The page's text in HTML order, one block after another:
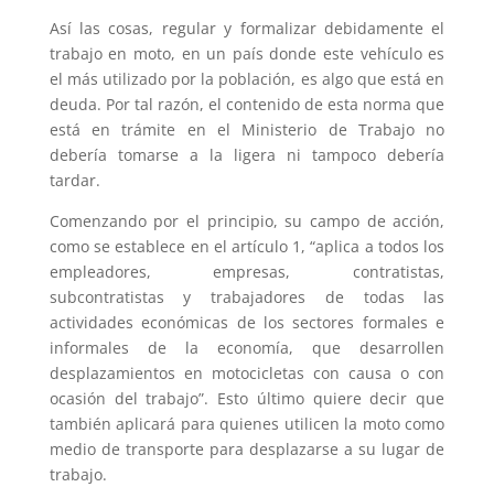
Así las cosas, regular y formalizar debidamente el
trabajo en moto, en un país donde este vehículo es
el más utilizado por la población, es algo que está en
deuda. Por tal razón, el contenido de esta norma que
está en trámite en el Ministerio de Trabajo no
debería tomarse a la ligera ni tampoco debería
tardar.
Comenzando por el principio, su campo de acción,
como se establece en el artículo 1, “aplica a todos los
empleadores, empresas, contratistas,
subcontratistas y trabajadores de todas las
actividades económicas de los sectores formales e
informales de la economía, que desarrollen
desplazamientos en motocicletas con causa o con
ocasión del trabajo”. Esto último quiere decir que
también aplicará para quienes utilicen la moto como
medio de transporte para desplazarse a su lugar de
trabajo.